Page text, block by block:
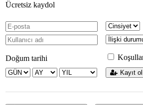
Ücretsiz kaydol
Doğum tarihi
Kayıt ol